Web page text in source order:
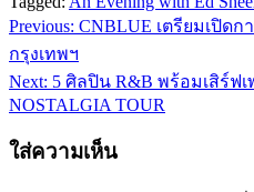
แนะแนว
เรื่อง
Previous: CNBLUE เตรียมเปิดก
กรุงเทพฯ
Next: 5 ศิลปิน R&B พร้อมเสิร์ฟเ
NOSTALGIA TOUR
ใส่ความเห็น